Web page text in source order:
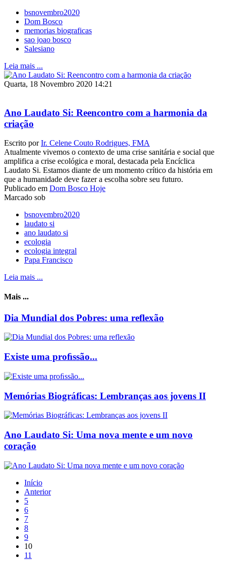
bsnovembro2020
Dom Bosco
memorias biograficas
sao joao bosco
Salesiano
Leia mais ...
Quarta, 18 Novembro 2020 14:21
Ano Laudato Si: Reencontro com a harmonia da
criação
Escrito porIr. Celene Couto Rodrigues, FMA
Atualmente vivemos o contexto de uma crise sanitária e social que
amplifica a crise ecológica e moral, destacada pela Encíclica
Laudato Si. Estamos diante de um momento crítico da história em
que a humanidade deve fazer a escolha sobre seu futuro.
Publicado em Dom Bosco Hoje
Marcado sob
bsnovembro2020
laudato si
ano laudato si
ecologia
ecologia integral
Papa Francisco
Leia mais ...
Mais ...
Dia Mundial dos Pobres: uma reflexão
Existe uma proﬁssão...
Memórias Biográficas: Lembranças aos jovens II
Ano Laudato Si: Uma nova mente e um novo
coração
Início
Anterior
5
6
7
8
9
10
11